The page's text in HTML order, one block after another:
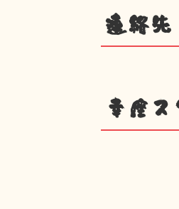
連絡先
幸座